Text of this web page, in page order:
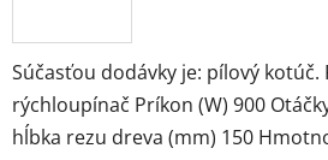
Súčasťou dodávky je: pílový kotúč.
rýchloupínač Príkon (W) 900
hĺbka rezu dreva (mm) 150